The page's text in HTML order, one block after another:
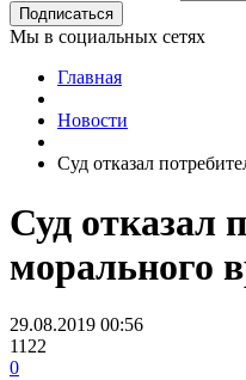
Подписаться
Мы в социальных сетях
Главная
Новости
Суд отказал
Суд отказал
морального
29.08.2019 00:56
1122
0